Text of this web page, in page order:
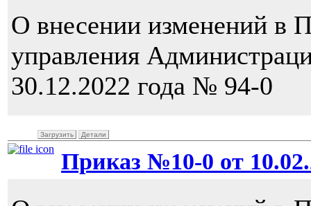
О внесении изменений в
управления
30.12.2022 года № 94-0
Загрузить Детали
Приказ №10-0 от